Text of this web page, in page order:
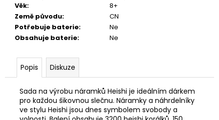
Věk:
8+
Země původu:
CN
Potřebuje baterie:
Ne
Obsahuje baterie: Ne
Popis Diskuze
Sada na výrobu náramků Heishi je ideálním dárkem
pro každou šikovnou slečnu. Náramky a náhrdelníky
ve stylu Heishi jsou dnes symbolem svobody a
SENTOSPHERE
SLIME
TOVÁRNA
VÝROBU
SLIZŮ
606
Kč